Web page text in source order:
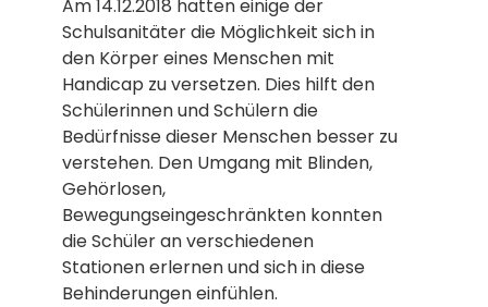
Am 14.12.2018 hatten einige der
Schulsanitäter die Möglichkeit sich in
den Körper eines Menschen mit
Handicap zu versetzen. Dies hilft den
Schülerinnen und Schülern die
Bedürfnisse dieser Menschen besser zu
verstehen. Den Umgang mit Blinden,
Gehörlosen,
Bewegungseingeschränkten konnten
die Schüler an verschiedenen
Stationen erlernen und sich in diese
Behinderungen einfühlen.